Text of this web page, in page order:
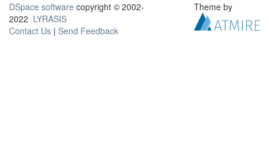
DSpace software copyright © 2002-
2022 LYRASIS
Contact Us | Send Feedback
Theme by